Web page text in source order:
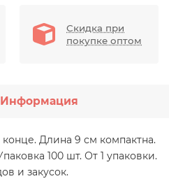
Скидка при
покупке оптом
Информация
Длина 9 см компактна.
100 шт. От 1 упаковки.
и закусок.